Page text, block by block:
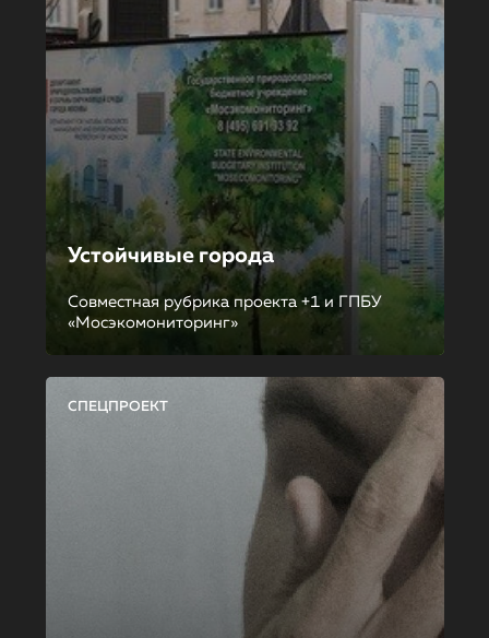
Устойчивые города
Совместная рубрика проекта +1 и ГПБУ
«Мосэкомониторинг»
СПЕЦПРОЕКТ